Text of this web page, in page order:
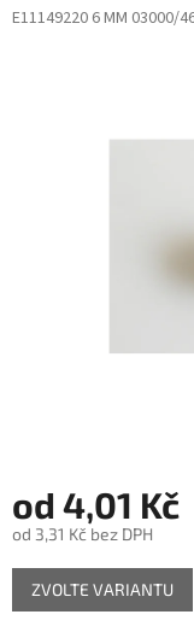
E11149220 6 MM 03000/
od 4,01 Kč
od 3,31 Kč bez DPH
Měrná
cena:
ZVOLTE VARIANTU